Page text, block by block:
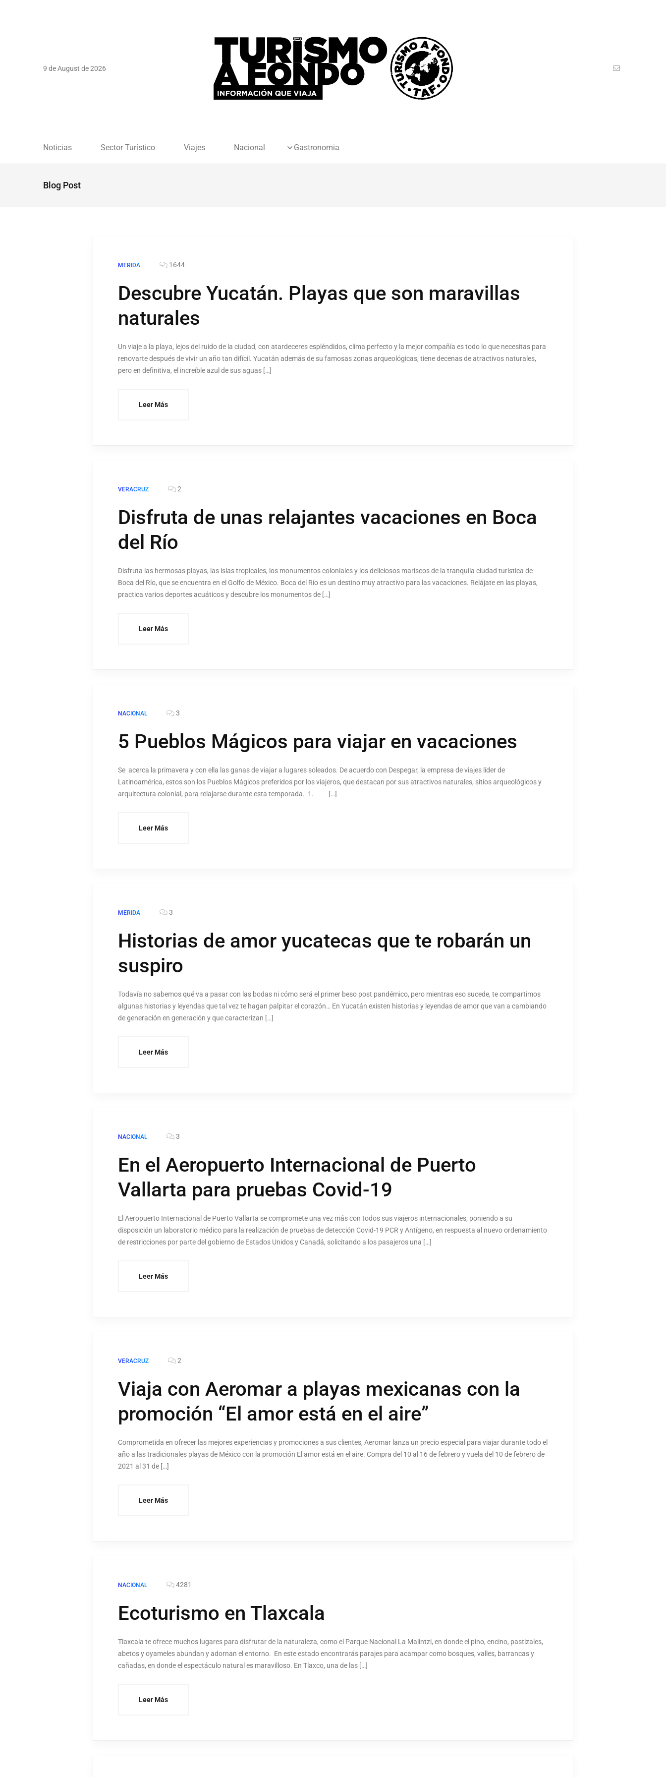
9 de August de 2026
Noticias Sector Turístico Viajes Nacional Gastronomia
Blog Post
MERIDA 1644
Descubre Yucatán. Playas que son maravillas
naturales
Un viaje a la playa, lejos del ruido de la ciudad, con atardeceres espléndidos, clima perfecto y la mejor compañía es todo lo que necesitas para
renovarte después de vivir un año tan difícil. Yucatán además de su famosas zonas arqueológicas, tiene decenas de atractivos naturales,
pero en definitiva, el increíble azul de sus aguas […]
Leer Más
VERACRUZ 2
Disfruta de unas relajantes vacaciones en Boca
del Río
Disfruta las hermosas playas, las islas tropicales, los monumentos coloniales y los deliciosos mariscos de la tranquila ciudad turística de
Boca del Río, que se encuentra en el Golfo de México. Boca del Río es un destino muy atractivo para las vacaciones. Relájate en las playas,
practica varios deportes acuáticos y descubre los monumentos de […]
Leer Más
NACIONAL 3
5 Pueblos Mágicos para viajar en vacaciones
Se acerca la primavera y con ella las ganas de viajar a lugares soleados. De acuerdo con Despegar, la empresa de viajes líder de
Latinoamérica, estos son los Pueblos Mágicos preferidos por los viajeros, que destacan por sus atractivos naturales, sitios arqueológicos y
arquitectura colonial, para relajarse durante esta temporada. 1. […]
Leer Más
MERIDA 3
Historias de amor yucatecas que te robarán un
suspiro
Todavía no sabemos qué va a pasar con las bodas ni cómo será el primer beso post pandémico, pero mientras eso sucede, te compartimos
algunas historias y leyendas que tal vez te hagan palpitar el corazón… En Yucatán existen historias y leyendas de amor que van a cambiando
de generación en generación y que caracterizan […]
Leer Más
NACIONAL 3
En el Aeropuerto Internacional de Puerto
Vallarta para pruebas Covid-19
El Aeropuerto Internacional de Puerto Vallarta se compromete una vez más con todos sus viajeros internacionales, poniendo a su
disposición un laboratorio médico para la realización de pruebas de detección Covid-19 PCR y Antígeno, en respuesta al nuevo ordenamiento
de restricciones por parte del gobierno de Estados Unidos y Canadá, solicitando a los pasajeros una […]
Leer Más
VERACRUZ 2
Viaja con Aeromar a playas mexicanas con la
promoción “El amor está en el aire”
Comprometida en ofrecer las mejores experiencias y promociones a sus clientes, Aeromar lanza un precio especial para viajar durante todo el
año a las tradicionales playas de México con la promoción El amor está en el aire. Compra del 10 al 16 de febrero y vuela del 10 de febrero de
2021 al 31 de […]
Leer Más
NACIONAL 4281
Ecoturismo en Tlaxcala
Tlaxcala te ofrece muchos lugares para disfrutar de la naturaleza, como el Parque Nacional La Malintzi, en donde el pino, encino, pastizales,
abetos y oyameles abundan y adornan el entorno. En este estado encontrarás parajes para acampar como bosques, valles, barrancas y
cañadas, en donde el espectáculo natural es maravilloso. En Tlaxco, una de las […]
Leer Más